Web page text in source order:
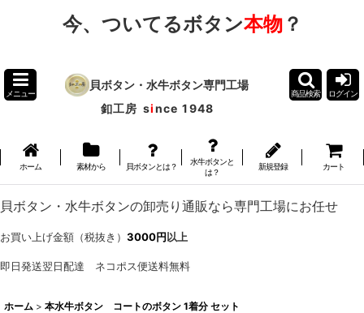
今、ついてるボタン本物？
メニュー
貝ボタン・水牛ボタン専門工場
釦工房 since 1948
商品検索 ログイン
ホーム 素材から 貝ボタンとは？
水牛ボタンと
は？
新規登録 カート
貝ボタン・水牛ボタンの卸売り通販なら専門工場にお任せ
お買い上げ金額（税抜き） 3000円以上
即日発送翌日配達 ネコポス便送料無料
ホーム > 本水牛ボタン コートのボタン 1着分 セット